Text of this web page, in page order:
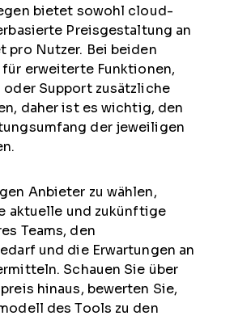
bietet sowohl cloud-
Preisgestaltung an
pro Nutzer. Bei beiden
erweiterte Funktionen,
oder Support zusätzliche
daher ist es wichtig, den
der jeweiligen
Anbieter zu wählen,
aktuelle und zukünftige
Teams, den
und die Erwartungen an
Schauen Sie über
hinaus, bewerten Sie,
des Tools zu den